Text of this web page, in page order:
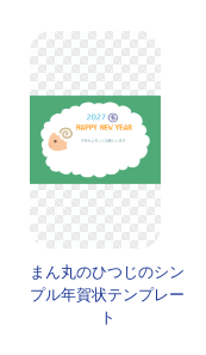
まん丸のひつじのシン
プル年賀状テンプレー
ト